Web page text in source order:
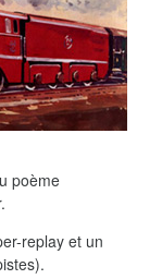
poème
replay et un